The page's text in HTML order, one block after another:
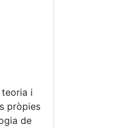
i
pròpies
de